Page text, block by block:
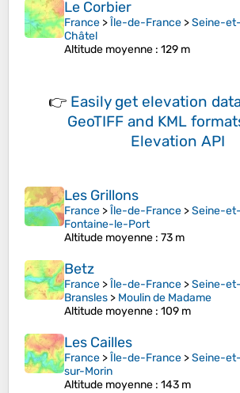
Le Corbier
France >Île-de-France >Seine-
Châtel
Altitude moyenne : 129 m
👉 Easily get elevation
GeoTIFF and KML
Elevation API
Les Grillons
France >Île-de-France >Seine-
Fontaine-le-Port
Altitude moyenne : 73 m
Betz
France >Île-de-France >Seine-
Bransles > Moulin de Madame
Altitude moyenne : 109 m
Les Cailles
France >Île-de-France >Seine-
sur-Morin
Altitude moyenne : 143 m